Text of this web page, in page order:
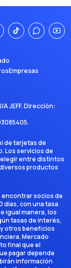
Mundo: Obtén
de la
Empresas
JEFF. Dirección:
.
de tarjetas de
Los servicios de
elegir entre distintos
productos
encontrar socios de
días, con una tasa
igual manera, los
tasas de interés,
otros beneficios
Mercado
final que el
pagar depende
información